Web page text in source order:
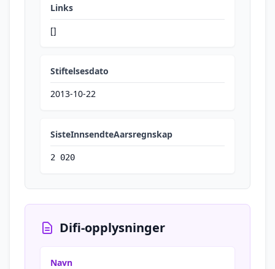
Links
[]
Stiftelsesdato
2013-10-22
SisteInnsendteAarsregnskap
2 020
Difi-opplysninger
Navn